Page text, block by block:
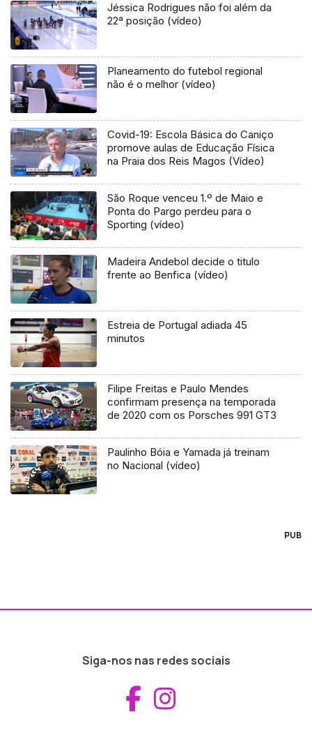
Jéssica Rodrigues não foi além da
22ª posição (vídeo)
Planeamento do futebol regional
não é o melhor (vídeo)
Covid-19: Escola Básica do Caniço
promove aulas de Educação Física
na Praia dos Reis Magos (Vídeo)
São Roque venceu 1.º de Maio e
Ponta do Pargo perdeu para o
Sporting (vídeo)
Madeira Andebol decide o titulo
frente ao Benfica (vídeo)
Estreia de Portugal adiada 45
minutos
Filipe Freitas e Paulo Mendes
confirmam presença na temporada
de 2020 com os Porsches 991 GT3
Paulinho Bóia e Yamada já treinam
no Nacional (vídeo)
PUB
Siga-nos nas redes sociais
Aceder ao